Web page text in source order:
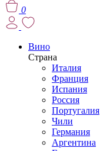
0
Вино
Страна
Италия
Франция
Испания
Россия
Португалия
Чили
Германия
Аргентина